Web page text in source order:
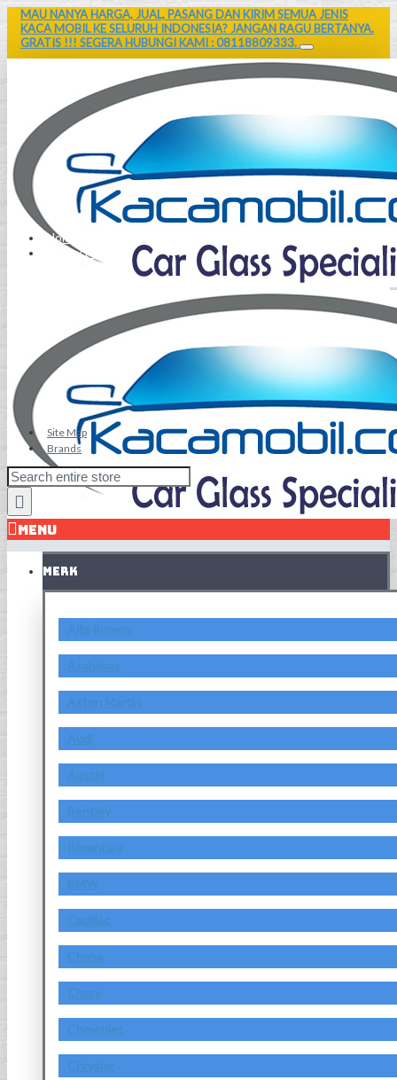
MAU NANYA HARGA, JUAL, PASANG DAN KIRIM SEMUA JENIS
KACA MOBIL KE SELURUH INDONESIA? JANGAN RAGU BERTANYA.
GRATIS !!! SEGERA HUBUNGI KAMI : 08118809333.
Home
Contact Us
Site Map
Brands
MENU
MERK
Alfa Romeo
Asahimas
Aston Martin
Audi
Austin
Bentley
Bimantara
BMW
Cadillac
Chana
Chery
Chevrolet
Chrysler